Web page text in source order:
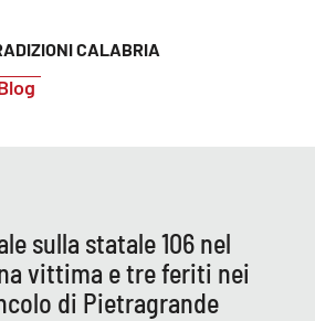
CALABRIA
sulla statale 106 nel
vittima e tre feriti nei
di Pietragrande